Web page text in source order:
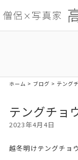
ホーム > ブログ > テング
テングチョ
2023年4月4日
越冬明けテングチョウ